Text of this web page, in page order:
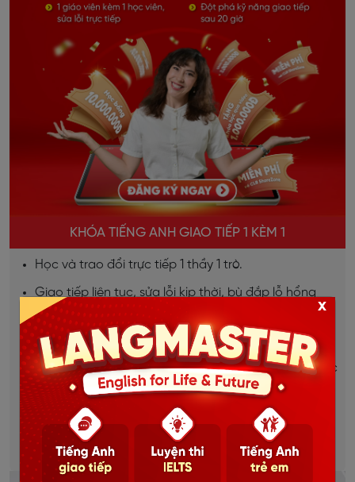
KHÓA TIẾNG ANH GIAO TIẾP 1 KÈM 1
Học và trao đổi trực tiếp 1 thầy 1 trò.
Giao tiếp liên tục, sửa lỗi kịp thời, bù đắp lỗ hổng
ngay lập tức.
Lộ trình học được thiết kế riêng cho từng học viên.
Dựa trên mục tiêu, đặc thù từng ngành việc của học
viên.
Học mọi lúc mọi nơi, thời gian linh hoạt.
Chi tiết
x